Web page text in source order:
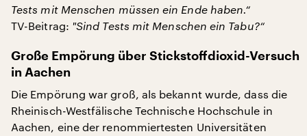
Tests mit Menschen müssen ein Ende haben.“
TV-Beitrag: "Sind Tests mit Menschen ein Tabu?“
Große Empörung über Stickstoffdioxid-Versuch
in Aachen
Die Empörung war groß, als bekannt wurde, dass die
Rheinisch-Westfälische Technische Hochschule in
Aachen, eine der renommiertesten Universitäten